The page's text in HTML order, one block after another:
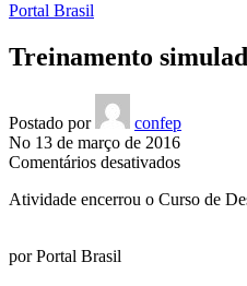
Portal Brasil
Treinamento
Postado por
confep
No 13 de março de 2016
Comentários desativadosem
simulado
Atividade encerrou o Curso de
porPortal Brasil